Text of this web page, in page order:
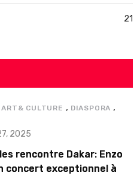
21
ART& CULTURE , DIASPORA ,
2025
rencontre Dakar: Enzo
concert exceptionnel à